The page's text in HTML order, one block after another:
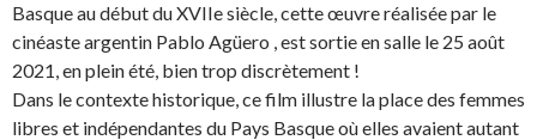
Basque au début du XVIIe siècle, cette œuvre réalisée par le
cinéaste argentin Pablo Agüero , est sortie en salle le 25 août
2021, en plein été, bien trop discrètement !
Dans le contexte historique, ce film illustre la place des femmes
libres et indépendantes du Pays Basque où elles avaient autant